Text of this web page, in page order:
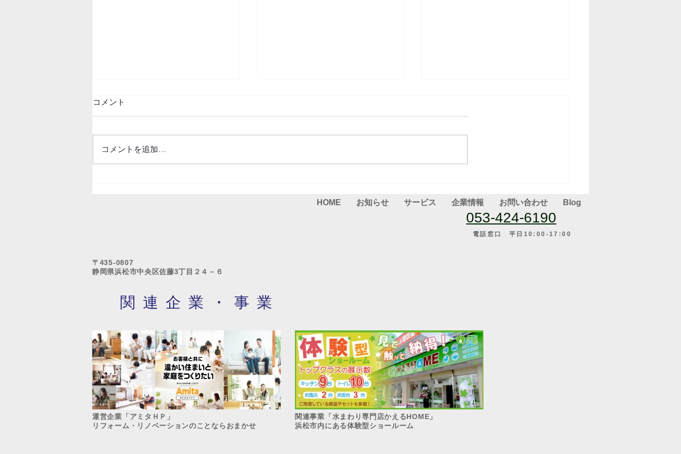
コメント
コメントを追加…
HOME お知らせ サービス 企業情報 お問い合わせ Blog
053-424-6190
電話窓口 平日10:00-17:00
〒435-0807
静岡県浜松市中央区佐藤3丁目２４－６
関連企業・事業
運営企業「アミタＨＰ」​
リフォーム・リノベーションのことならおまかせ
関連事業「水まわり専門店かえるHOME」
浜松市内にある体験型ショールーム